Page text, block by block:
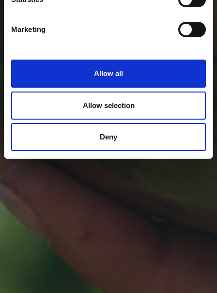
Marketing
Allow all
Allow selection
Deny